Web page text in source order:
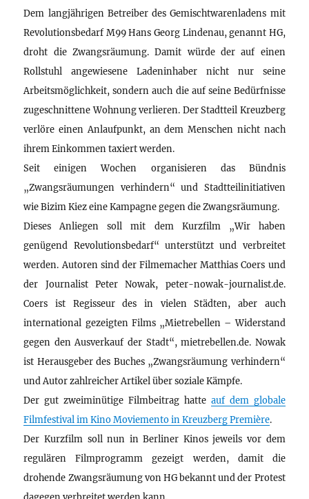
Dem langjährigen Betreiber des Gemischtwarenladens mit
Revolutionsbedarf M99 Hans Georg Lindenau, genannt HG,
droht die Zwangsräumung. Damit würde der auf einen
Rollstuhl angewiesene Ladeninhaber nicht nur seine
Arbeitsmöglichkeit, sondern auch die auf seine Bedürfnisse
zugeschnittene Wohnung verlieren. Der Stadtteil Kreuzberg
verlöre einen Anlaufpunkt, an dem Menschen nicht nach
ihrem Einkommen taxiert werden.
Seit einigen Wochen organisieren das Bündnis
„Zwangsräumungen verhindern“ und Stadtteilinitiativen
wie Bizim Kiez eine Kampagne gegen die Zwangsräumung.
Dieses Anliegen soll mit dem Kurzfilm „Wir haben
genügend Revolutionsbedarf“ unterstützt und verbreitet
werden. Autoren sind der Filmemacher Matthias Coers und
der Journalist Peter Nowak, peter-nowak-journalist.de.
Coers ist Regisseur des in vielen Städten, aber auch
international gezeigten Films „Mietrebellen – Widerstand
gegen den Ausverkauf der Stadt“, mietrebellen.de. Nowak
ist Herausgeber des Buches „Zwangsräumung verhindern“
und Autor zahlreicher Artikel über soziale Kämpfe.
Der gut zweiminütige Filmbeitrag hatte auf dem globale
Filmfestival im Kino Moviemento in Kreuzberg Première.
Der Kurzfilm soll nun in Berliner Kinos jeweils vor dem
regulären Filmprogramm gezeigt werden, damit die
drohende Zwangsräumung von HG bekannt und der Protest